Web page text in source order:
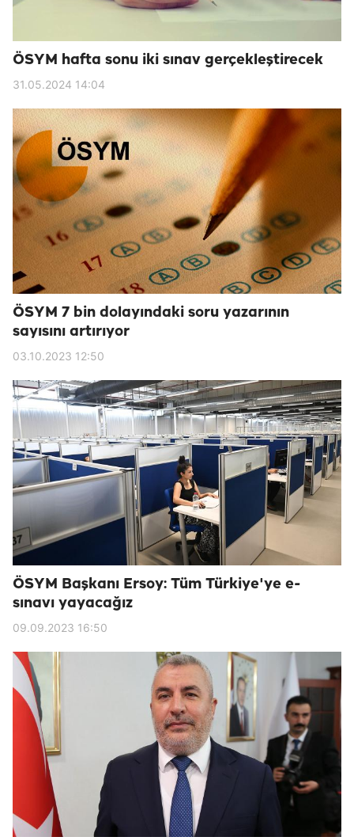
ÖSYM hafta sonu iki sınav gerçekleştirecek
31.05.2024 14:04
ÖSYM 7 bin dolayındaki soru yazarının
sayısını artırıyor
03.10.2023 12:50
ÖSYM Başkanı Ersoy: Tüm Türkiye'ye e-
sınavı yayacağız
09.09.2023 16:50